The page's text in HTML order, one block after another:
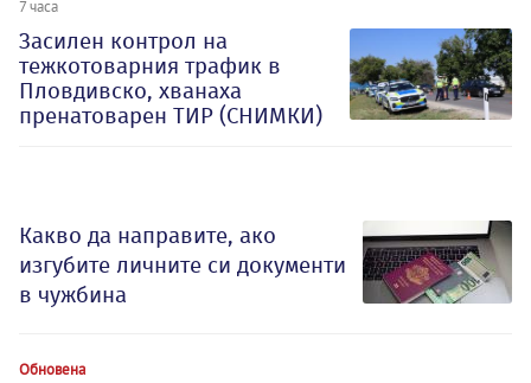
7 часа
Засилен контрол на
тежкотоварния трафик в
Пловдивско, хванаха
пренатоварен ТИР (СНИМКИ)
Какво да направите, ако
изгубите личните си документи
в чужбина
Обновена